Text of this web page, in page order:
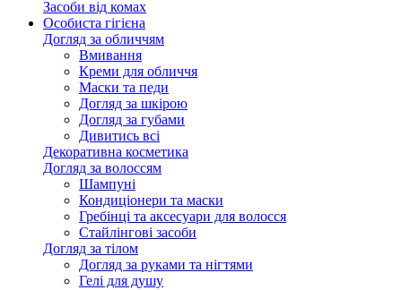
Засоби від комах
Особиста гігієна
Догляд за обличчям
Вмивання
Креми для обличчя
Маски та педи
Догляд за шкірою
Догляд за губами
Дивитись всі
Декоративна косметика
Догляд за волоссям
Шампуні
Кондиціонери та маски
Гребінці та аксесуари для волосся
Стайлінгові засоби
Догляд за тілом
Догляд за руками та нігтями
Гелі для душу